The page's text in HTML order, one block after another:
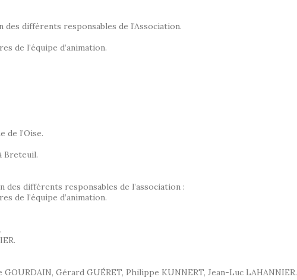
différents responsables de l’Association.
de l’équipe d’animation.
de l’Oise.
Breteuil.
différents responsables de l’association :
de l’équipe d’animation.
Gérard GUÉRET, Philippe KUNNERT, Jean-Luc LAHANNIER.